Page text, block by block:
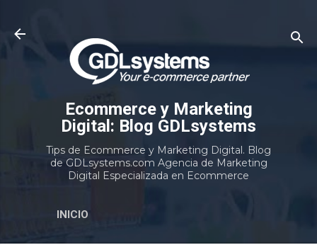
Ecommerce y Marketing
Digital: Blog GDLsystems
Tips de Ecommerce y Marketing Digital. Blog
de GDLsystems.com Agencia de Marketing
Digital Especializada en Ecommerce
INICIO